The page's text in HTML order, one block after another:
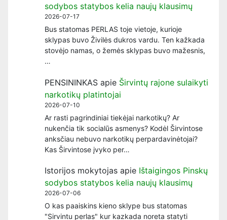
sodybos statybos kelia naujų klausimų
2026-07-17
Bus statomas PERLAS toje vietoje, kurioje
sklypas buvo Živilės dukros vardu. Ten kažkada
stovėjo namas, o žemės sklypas buvo mažesnis,
…
PENSININKAS apie Širvintų rajone sulaikyti
narkotikų platintojai
2026-07-10
Ar rasti pagrindiniai tiekėjai narkotikų? Ar
nukenčia tik socialūs asmenys? Kodėl Širvintose
anksčiau nebuvo narkotikų perpardavinėtojai?
Kas Širvintose įvyko per…
Istorijos mokytojas apie Ištaigingos Pinskų
sodybos statybos kelia naujų klausimų
2026-07-06
O kas paaiskins kieno sklype bus statomas
"Sirvintu perlas" kur kazkada noreta statyti